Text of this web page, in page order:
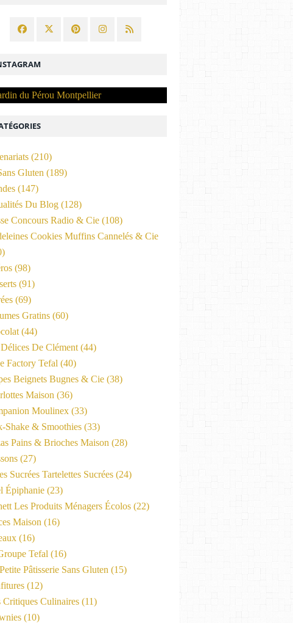
(210)
Gluten (189)
(147)
Du Blog (128)
Concours Radio & Cie (108)
Cookies Muffins Cannelés & Cie
(98)
(91)
(69)
Gratins (60)
(44)
De Clément (44)
Factory Tefal (40)
Beignets Bugnes & Cie (38)
Maison (36)
Moulinex (33)
Shake & Smoothies (33)
Pains & Brioches Maison (28)
(27)
Sucrées Tartelettes Sucrées (24)
Épiphanie (23)
Les Produits Ménagers Écolos (22)
Maison (16)
(16)
Tefal (16)
Pâtisserie Sans Gluten (15)
(12)
Critiques Culinaires (11)
(10)